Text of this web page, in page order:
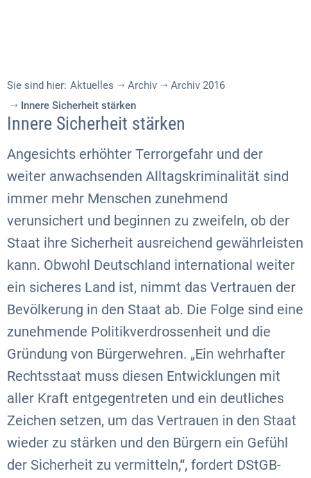
Sie sind hier: Aktuelles Archiv
Archiv 2016
Innere Sicherheit stärken
Innere Sicherheit stärken
Angesichts erhöhter Terrorgefahr und der
weiter anwachsenden Alltagskriminalität sind
immer mehr Menschen zunehmend
verunsichert und beginnen zu zweifeln, ob der
Staat ihre Sicherheit ausreichend gewährleisten
kann. Obwohl Deutschland international weiter
ein sicheres Land ist, nimmt das Vertrauen der
Bevölkerung in den Staat ab. Die Folge sind eine
zunehmende Politikverdrossenheit und die
Gründung von Bürgerwehren. „Ein wehrhafter
Rechtsstaat muss diesen Entwicklungen mit
aller Kraft entgegentreten und ein deutliches
Zeichen setzen, um das Vertrauen in den Staat
wieder zu stärken und den Bürgern ein Gefühl
der Sicherheit zu vermitteln,“, fordert DStGB-